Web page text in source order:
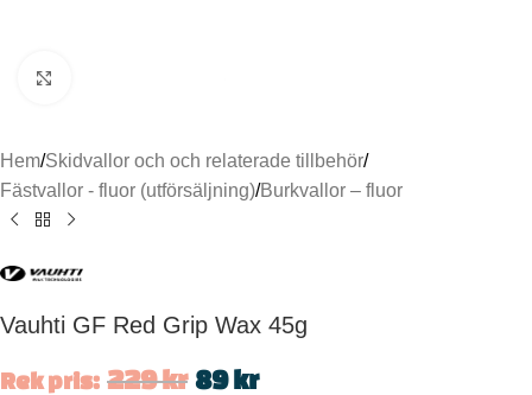
Hem/Skidvallor och och relaterade tillbehör/
Fästvallor - fluor (utförsäljning)/Burkvallor – fluor
Vauhti GF Red Grip Wax 45g
Rek pris: 229kr 89kr